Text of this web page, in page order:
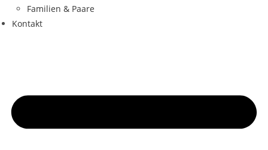
Familien & Paare
Kontakt